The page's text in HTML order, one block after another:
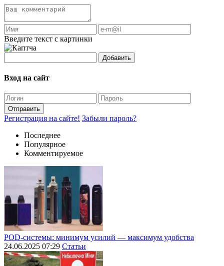
Введите текст с картинки
Добавить
Вход на сайт
Отправить
Регистрация на сайте! Забыли пароль?
Последнее
Популярное
Комментируемое
POD-системы: минимум усилий — максимум удобства
24.06.2025 07:29 Статьи